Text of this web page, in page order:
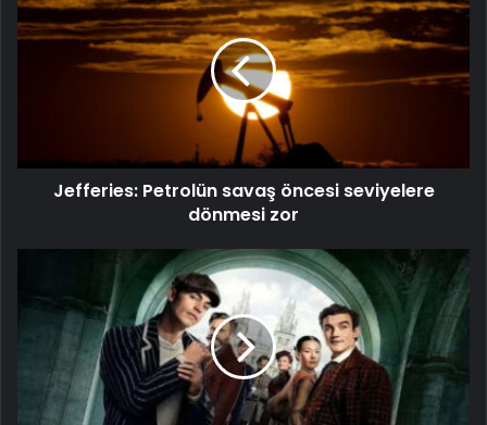
Jefferies: Petrolün savaş öncesi seviyelere
dönmesi zor